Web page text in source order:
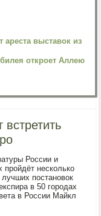
ареста выставок из
откроет Аллею
встретить
России и
пройдёт несколько
постановок
в 50 городах
в России Майкл